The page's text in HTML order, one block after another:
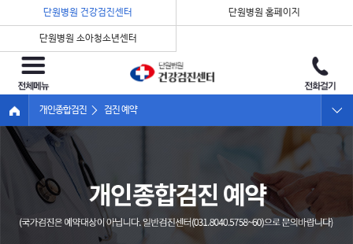
단원병원 건강검진센터 단원병원 홈페이지
단원병원 소아청소년센터
개인종합검진 검진 예약
개인종합검진 예약
검진 진행절차